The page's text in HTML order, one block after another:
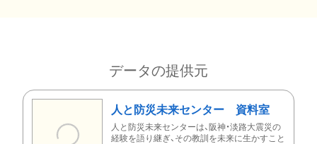
データの提供元
人と防災未来センター 資料室
人と防災未来センターは、阪神・淡路大震災の
経験を語り継ぎ、その教訓を未来に生かすこと